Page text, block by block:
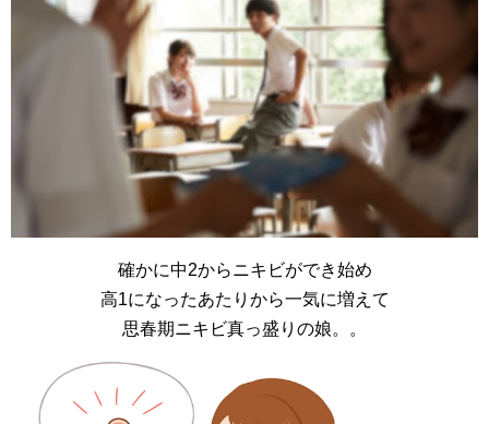
確かに中2からニキビができ始め
高1になったあたりから一気に増えて
思春期ニキビ真っ盛りの娘。。